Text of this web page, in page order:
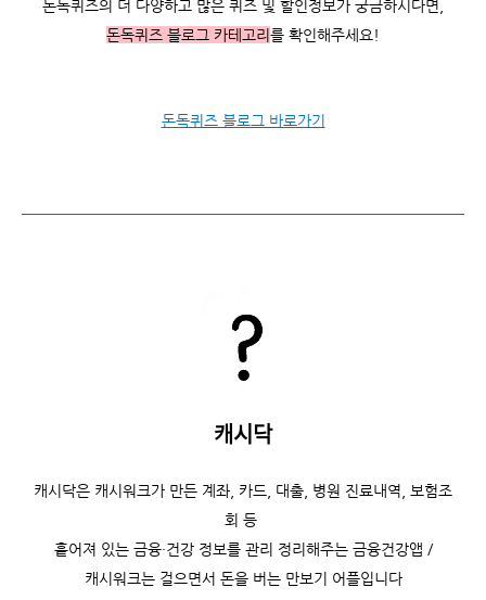
돈독퀴즈의 더 다양하고 많은 퀴즈 및 할인정보가 궁금하시다면,
돈독퀴즈 블로그 카테고리를 확인해주세요!
돈독퀴즈 블로그 바로가기
캐시닥
캐시닥은 캐시워크가 만든 계좌, 카드, 대출, 병원 진료내역, 보험조
회 등
흩어져 있는 금융·건강 정보를 관리 정리해주는 금융건강앱 /
캐시워크는 걸으면서 돈을 버는 만보기 어플입니다